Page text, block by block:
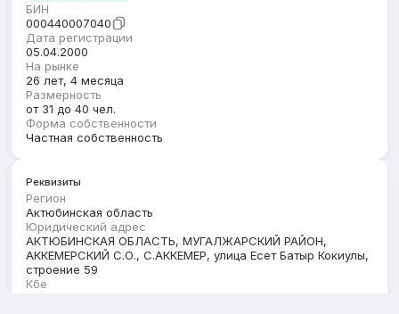
БИН
000440007040
Дата регистрации
05.04.2000
На рынке
26 лет, 4 месяца
Размерность
от 31 до 40 чел.
Форма собственности
Частная собственность
Реквизиты
Регион
Актюбинская область
Юридический адрес
АКТЮБИНСКАЯ ОБЛАСТЬ, МУГАЛЖАРСКИЙ РАЙОН,
АККЕМЕРСКИЙ С.О., С.АККЕМЕР, улица Есет Батыр Кокиулы,
строение 59
Кбе